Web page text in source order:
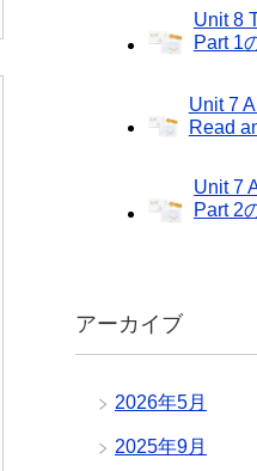
Unit 8
Part 1
Unit 7
Read
Unit 7
Part 2
アーカイブ
2026年5月
2025年9月